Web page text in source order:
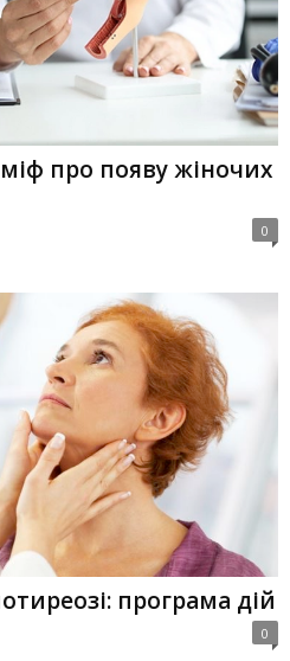
міф про появу жіночих
0
програма дій
0